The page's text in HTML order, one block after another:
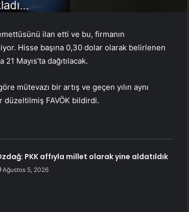
ilan etti ve bu, firmanın
Hisse başına 0,30 dolar olarak belirlenen
Mayıs’ta dağıtılacak.
mütevazı bir artış ve geçen yılın aynı
FAVÖK bildirdi.
PKK affıyla millet olarak yine aldatıldık
Ağustos 5, 2026